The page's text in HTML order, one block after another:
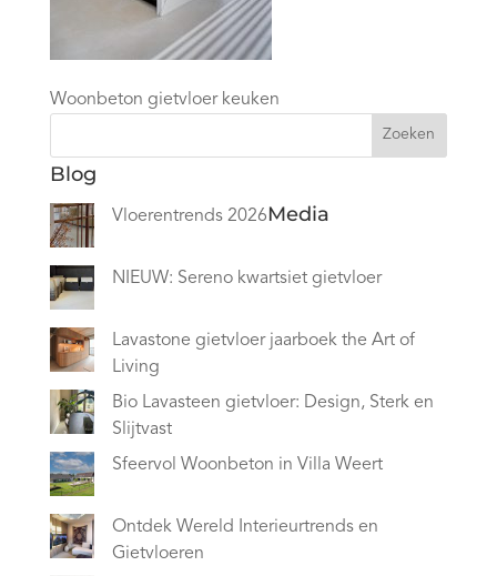
Woonbeton gietvloer keuken
Zoeken
Blog
Vloerentrends 2026
NIEUW: Sereno kwartsiet gietvloer
Lavastone gietvloer jaarboek the Art of
Living
Bio Lavasteen gietvloer: Design, Sterk en
Slijtvast
Sfeervol Woonbeton in Villa Weert
Ontdek Wereld Interieurtrends en
Gietvloeren
Media